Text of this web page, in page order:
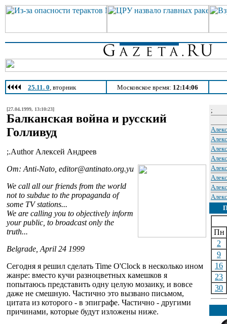
25.11. 0, вторник Московское время: 12:14:06
[27.04.1999, 13:10:23]
Балканская война и русский
Голливуд
;.Author Алексей Андреев
От: Anti-Nato, editor@antinato.org.yu
We call all our friends from the world
not to subdue to the propaganda of
some TV stations...
We are calling you to objectively inform
your public, to broadcast only the
truth...
Belgrade, April 24 1999
Сегодня я решил сделать Time O'Clock в несколько ином
жанре: вместо кучи разноцветных камешков я
попытаюсь представить одну целую мозаику, и вовсе
даже не смешную. Частично это вызвано письмом,
цитата из которого - в эпиграфе. Частично - другими
причинами, которые будут изложены ниже.
;
Пн
2
9
16
23
30